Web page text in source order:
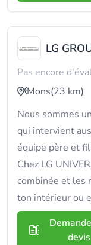
LG
Pas encore
Mons(23 km)
Nous sommes
qui intervient
équipe père et
Chez LG
combinée et les
ton intérieur ou
devis